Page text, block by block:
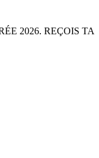
2026. REÇOIS TA